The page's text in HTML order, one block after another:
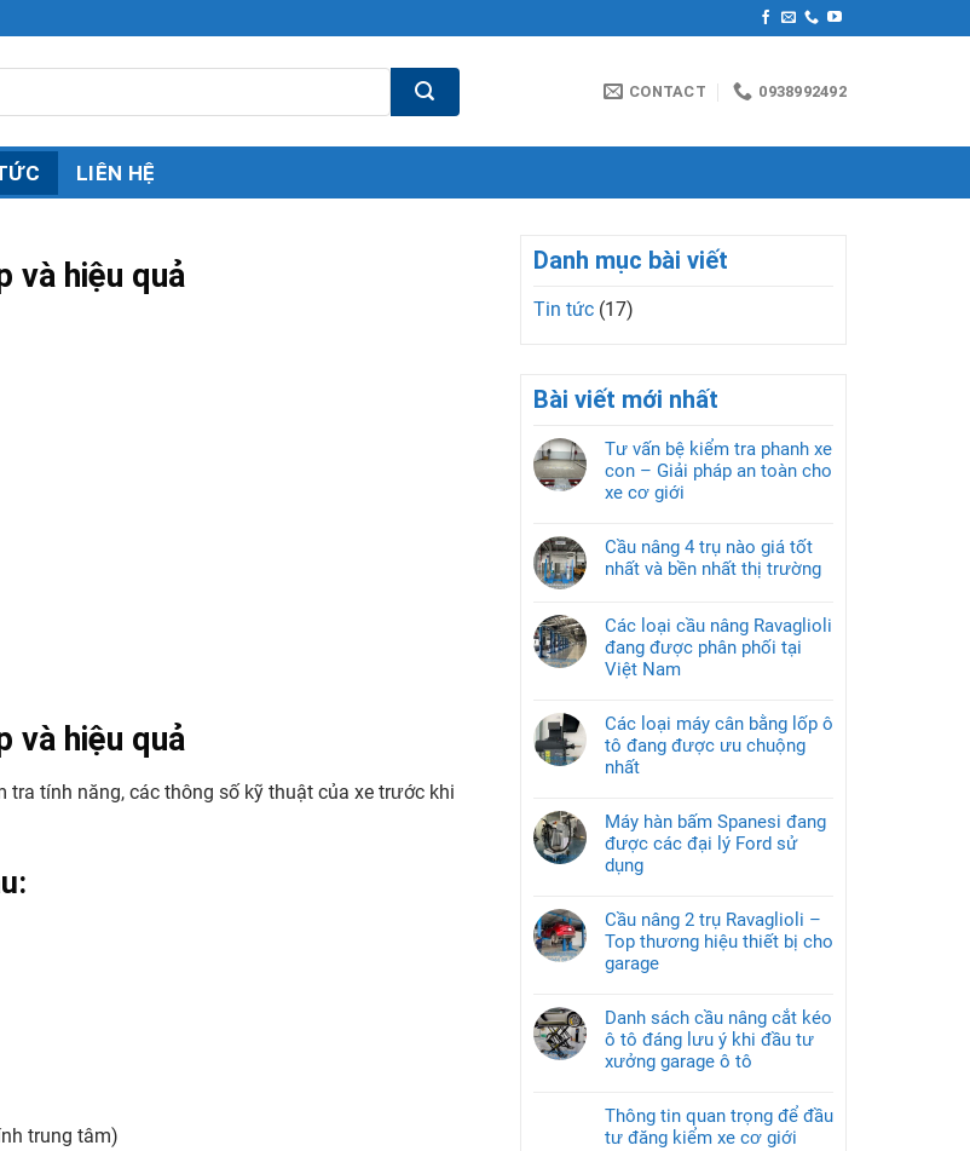
CONTACT 0938992492
LIÊN HỆ
và hiệu quả
và hiệu quả
tính năng, các thông số kỹ thuật của xe trước khi
trung tâm)
Danh mục bài viết
Tin tức (17)
Bài viết mới nhất
Tư vấn bệ kiểm tra phanh xe
con – Giải pháp an toàn cho
xe cơ giới
Cầu nâng 4 trụ nào giá tốt
nhất và bền nhất thị trường
Các loại cầu nâng Ravaglioli
đang được phân phối tại
Việt Nam
Các loại máy cân bằng lốp ô
tô đang được ưu chuộng
nhất
Máy hàn bấm Spanesi đang
được các đại lý Ford sử
dụng
Cầu nâng 2 trụ Ravaglioli –
Top thương hiệu thiết bị cho
garage
Danh sách cầu nâng cắt kéo
ô tô đáng lưu ý khi đầu tư
xưởng garage ô tô
Thông tin quan trọng để đầu
tư đăng kiểm xe cơ giới